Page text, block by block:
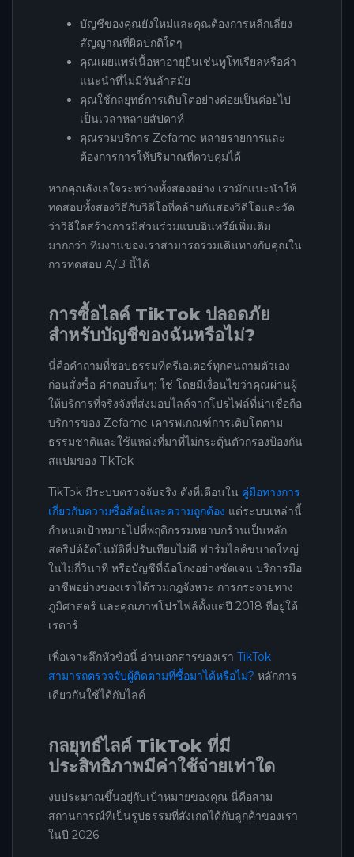
บัญชีของคุณยังใหม่และคุณต้องการหลีกเลี่ยง
สัญญาณที่ผิดปกติใดๆ
คุณเผยแพร่เนื้อหาอายุยืนเช่นทูโทเรียลหรือคำ
แนะนำที่ไม่มีวันล้าสมัย
คุณใช้กลยุทธ์การเติบโตอย่างค่อยเป็นค่อยไป
เป็นเวลาหลายสัปดาห์
คุณรวมบริการ Zefame หลายรายการและ
ต้องการการให้ปริมาณที่ควบคุมได้
หากคุณลังเลใจระหว่างทั้งสองอย่าง เรามักแนะนำให้
ทดสอบทั้งสองวิธีกับวิดีโอที่คล้ายกันสองวิดีโอและวัด
ว่าวิธีใดสร้างการมีส่วนร่วมแบบอินทรีย์เพิ่มเติม
มากกว่า ทีมงานของเราสามารถร่วมเดินทางกับคุณใน
การทดสอบ A/B นี้ได้
การซื้อไลค์ TikTok ปลอดภัย
สำหรับบัญชีของฉันหรือไม่?
นี่คือคำถามที่ชอบธรรมที่ครีเอเตอร์ทุกคนถามตัวเอง
ก่อนสั่งซื้อ คำตอบสั้นๆ: ใช่ โดยมีเงื่อนไขว่าคุณผ่านผู้
ให้บริการที่จริงจังที่ส่งมอบไลค์จากโปรไฟล์ที่น่าเชื่อถือ
บริการของ Zefame เคารพเกณฑ์การเติบโตตาม
ธรรมชาติและใช้แหล่งที่มาที่ไม่กระตุ้นตัวกรองป้องกัน
สแปมของ TikTok
TikTok มีระบบตรวจจับจริง ดังที่เตือนใน คู่มือทางการ
เกี่ยวกับความซื่อสัตย์และความถูกต้อง แต่ระบบเหล่านี้
กำหนดเป้าหมายไปที่พฤติกรรมหยาบกร้านเป็นหลัก:
สคริปต์อัตโนมัติที่ปรับเทียบไม่ดี ฟาร์มไลค์ขนาดใหญ่
ในไม่กี่วินาที หรือบัญชีที่ฉ้อโกงอย่างชัดเจน บริการมือ
อาชีพอย่างของเราได้รวมกฎจังหวะ การกระจายทาง
ภูมิศาสตร์ และคุณภาพโปรไฟล์ตั้งแต่ปี 2018 ที่อยู่ใต้
เรดาร์
เพื่อเจาะลึกหัวข้อนี้ อ่านเอกสารของเรา TikTok
สามารถตรวจจับผู้ติดตามที่ซื้อมาได้หรือไม่? หลักการ
เดียวกันใช้ได้กับไลค์
กลยุทธ์ไลค์ TikTok ที่มี
ประสิทธิภาพมีค่าใช้จ่ายเท่าใด
งบประมาณขึ้นอยู่กับเป้าหมายของคุณ นี่คือสาม
สถานการณ์ที่เป็นรูปธรรมที่สังเกตได้กับลูกค้าของเรา
ในปี 2026